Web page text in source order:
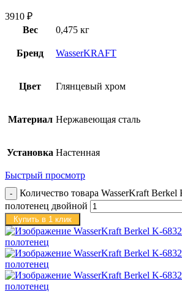
3910 ₽
Вес
0,475 кг
Бренд WasserKRAFT
Цвет Глянцевый хром
Материал Нержавеющая сталь
Установка Настенная
Быстрый просмотр
Количество товара WasserKraft
полотенец двойной
Купить в 1 клик